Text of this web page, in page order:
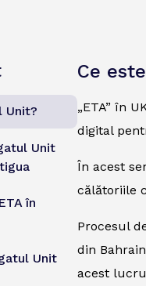
Unit?
Unit
în
Unit
Ce
„ETA” în
digital
În acest
călătoriile
Procesul
din
acest